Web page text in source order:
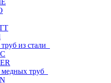
из стали
труб